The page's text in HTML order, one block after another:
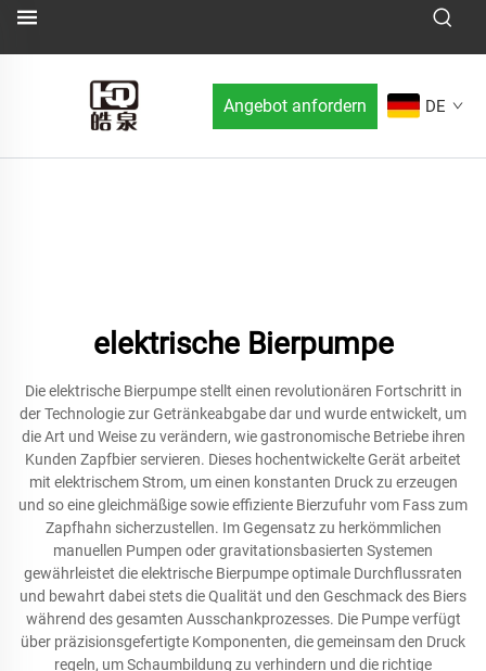
Angebot anfordern DE
elektrische Bierpumpe
Die elektrische Bierpumpe stellt einen revolutionären Fortschritt in
der Technologie zur Getränkeabgabe dar und wurde entwickelt, um
die Art und Weise zu verändern, wie gastronomische Betriebe ihren
Kunden Zapfbier servieren. Dieses hochentwickelte Gerät arbeitet
mit elektrischem Strom, um einen konstanten Druck zu erzeugen
und so eine gleichmäßige sowie effiziente Bierzufuhr vom Fass zum
Zapfhahn sicherzustellen. Im Gegensatz zu herkömmlichen
manuellen Pumpen oder gravitationsbasierten Systemen
gewährleistet die elektrische Bierpumpe optimale Durchflussraten
und bewahrt dabei stets die Qualität und den Geschmack des Biers
während des gesamten Ausschankprozesses. Die Pumpe verfügt
über präzisionsgefertigte Komponenten, die gemeinsam den Druck
regeln, um Schaumbildung zu verhindern und die richtige